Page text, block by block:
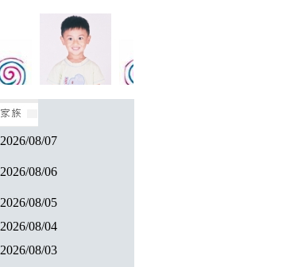
2026/08/07
2026/08/06
2026/08/05
2026/08/04
2026/08/03